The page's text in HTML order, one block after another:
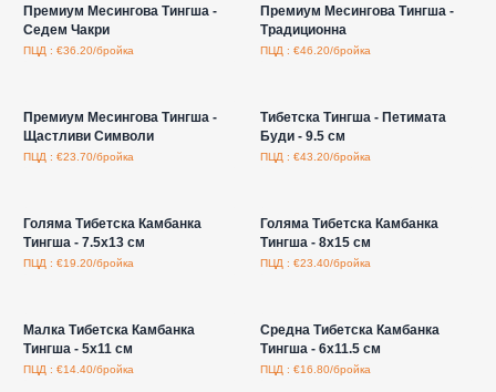
Премиум Месингова Тингша -
Седем Чакри
ПЦД : €36.20/бройка
Премиум Месингова Тингша -
Традиционна
ПЦД : €46.20/бройка
Премиум Месингова Тингша -
Щастливи Символи
ПЦД : €23.70/бройка
Тибетска Тингша - Петимата
Буди - 9.5 см
ПЦД : €43.20/бройка
Голяма Тибетска Камбанка
Тингша - 7.5x13 см
ПЦД : €19.20/бройка
Голяма Тибетска Камбанка
Тингша - 8x15 см
ПЦД : €23.40/бройка
Малка Тибетска Камбанка
Тингша - 5x11 см
ПЦД : €14.40/бройка
Средна Тибетска Камбанка
Тингша - 6x11.5 см
ПЦД : €16.80/бройка